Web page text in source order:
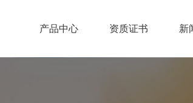
产品中心 资质证书 新